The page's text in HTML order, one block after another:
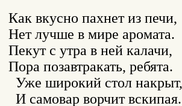
Как вкусно пахнет из печи,
Нет лучше в мире аромата.
Пекут с утра в ней калачи,
Пора позавтракать, ребята.
  Уже широкий стол накрыт,
  И самовар ворчит вскипая.